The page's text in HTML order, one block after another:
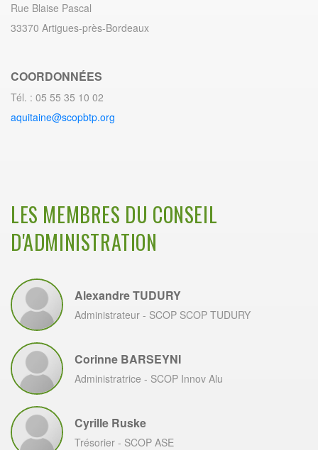
Rue Blaise Pascal
33370 Artigues-près-Bordeaux
COORDONNÉES
Tél. : 05 55 35 10 02
aquitaine@scopbtp.org
LES MEMBRES DU CONSEIL
D'ADMINISTRATION
Alexandre TUDURY
Administrateur - SCOP SCOP TUDURY
Corinne BARSEYNI
Administratrice - SCOP Innov Alu
Cyrille Ruske
Trésorier - SCOP ASE